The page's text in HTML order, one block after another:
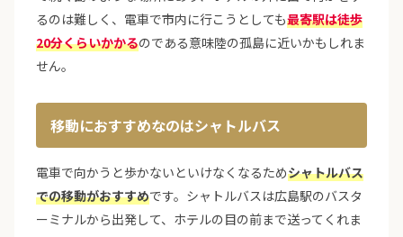
るのは難しく、電車で市内に行こうとしても最寄駅は徒歩
20分くらいかかるのである意味陸の孤島に近いかもしれま
せん。
移動におすすめなのはシャトルバス
電車で向かうと歩かないといけなくなるためシャトルバス
での移動がおすすめです。シャトルバスは広島駅のバスタ
ーミナルから出発して、ホテルの目の前まで送ってくれま